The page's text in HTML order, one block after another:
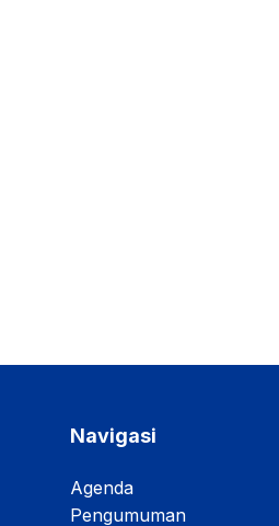
Navigasi
Agenda
Pengumuman